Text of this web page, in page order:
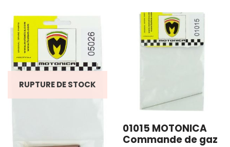
RUPTURE DE STOCK
01015 MOTONICA
Commande de gaz